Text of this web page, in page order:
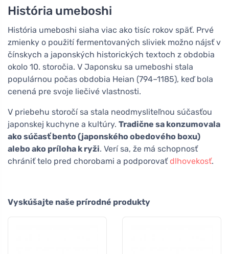
História umeboshi
História umeboshi siaha viac ako tisíc rokov späť. Prvé
zmienky o použití fermentovaných sliviek možno nájsť v
čínskych a japonských historických textoch z obdobia
okolo 10. storočia. V Japonsku sa umeboshi stala
populárnou počas obdobia Heian (794–1185), keď bola
cenená pre svoje liečivé vlastnosti.
V priebehu storočí sa stala neodmysliteľnou súčasťou
japonskej kuchyne a kultúry. Tradične sa konzumovala
ako súčasť bento (japonského obedového boxu)
alebo ako príloha k ryži. Verí sa, že má schopnosť
chrániť telo pred chorobami a podporovaťdlhovekosť.
Vyskúšajte naše prírodné produkty